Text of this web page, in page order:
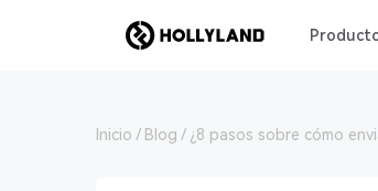
Inicio Blog ¿8 pasos sobre cómo